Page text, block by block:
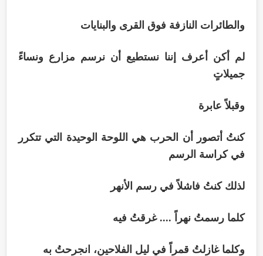
والطائرات النازفة فوق القرى والبنايات
لم أكن أعرف إننا نستطيع أن نرسم مزارع ونساءً
جميلاتٍ
وقبلاً عابرة
كنتُ أتصور أن الحرب هي اللوحة الوحيدة التي تتكرر
في كراسة الرسم
لذلك كنتُ فاشلاً في رسم الأنهر
كلما رسمتُ نهراً .... غرقتُ فيه
وكلما غازلتُ قمراً في ليل الفلاحين، انجرحتُ به